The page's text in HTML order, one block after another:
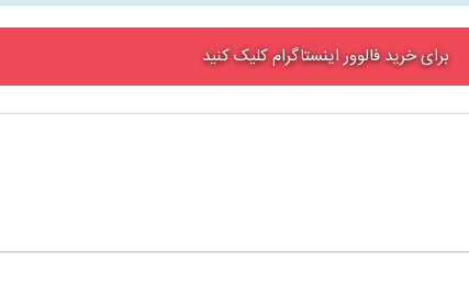
برای خرید فالوور اینستاگرام کلیک کنید